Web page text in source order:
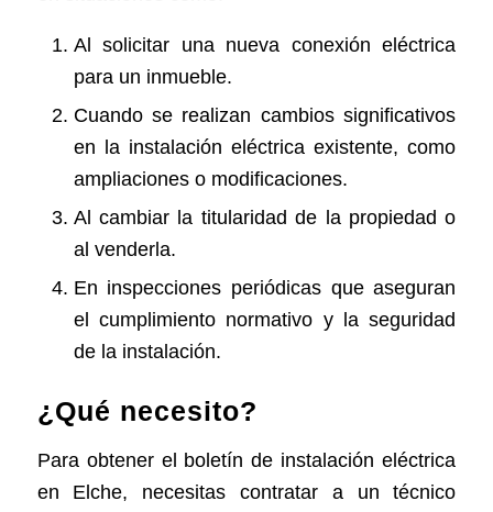
Al solicitar una nueva conexión eléctrica
para un inmueble.
Cuando se realizan cambios significativos
en la instalación eléctrica existente, como
ampliaciones o modificaciones.
Al cambiar la titularidad de la propiedad o
al venderla.
En inspecciones periódicas que aseguran
el cumplimiento normativo y la seguridad
de la instalación.
¿Qué necesito?
Para obtener el boletín de instalación eléctrica
en Elche, necesitas contratar a un técnico